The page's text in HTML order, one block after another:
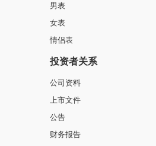
男表
女表
情侣表
投资者关系
公司资料
上市文件
公告
财务报告